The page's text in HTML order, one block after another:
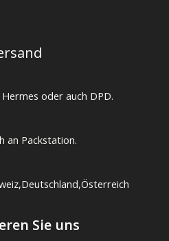
oder auch DPD.
an Packstation.
Sie uns